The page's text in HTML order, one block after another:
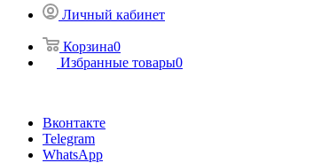
Личный кабинет
Корзина0
Избранные товары0
Вконтакте
Telegram
WhatsApp